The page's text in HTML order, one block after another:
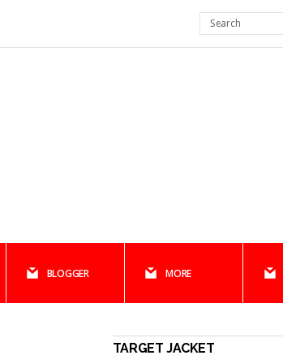
BLOGGER MORE
TARGET JACKET